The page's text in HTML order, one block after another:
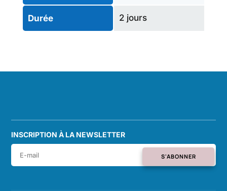
Durée 2 jours
INSCRIPTION À LA NEWSLETTER
S'ABONNER